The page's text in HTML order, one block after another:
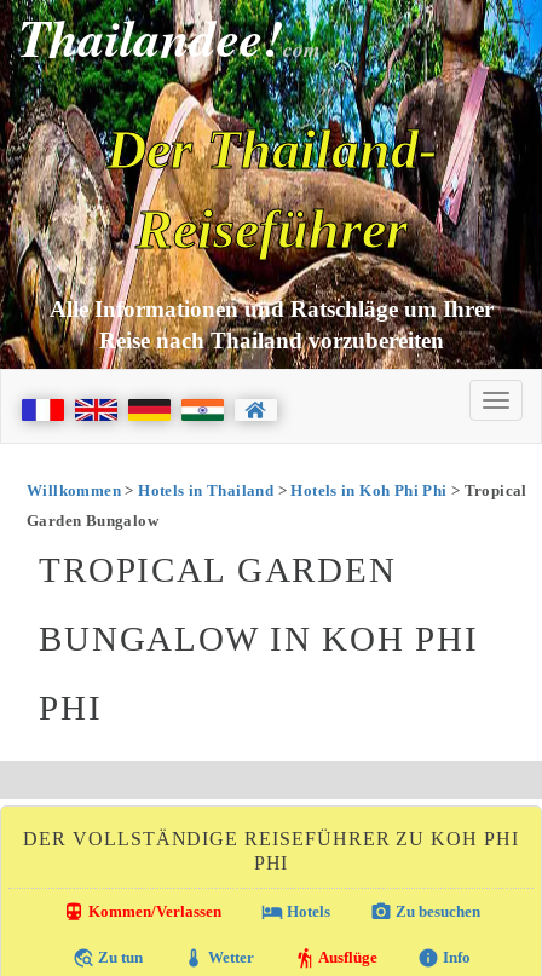
Thailandee!com
Der Thailand-
Reiseführer
Alle Informationen und Ratschläge um Ihrer
Reise nach Thailand vorzubereiten
Willkommen>Hotels in Thailand >Hotels in Koh Phi Phi > Tropical
Garden Bungalow
TROPICAL GARDEN
BUNGALOW IN KOH PHI
PHI
DER VOLLSTÄNDIGE REISEFÜHRER ZU KOH PHI
PHI
directions_transit Kommen/Verlassen local_hotelHotels photo_camera Zu besuchen
travel_explore Zu tun thermostat Wetter hiking Ausflüge info Info